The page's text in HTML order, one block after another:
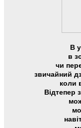
В
в
чи
звичайний
коли
Відтепер